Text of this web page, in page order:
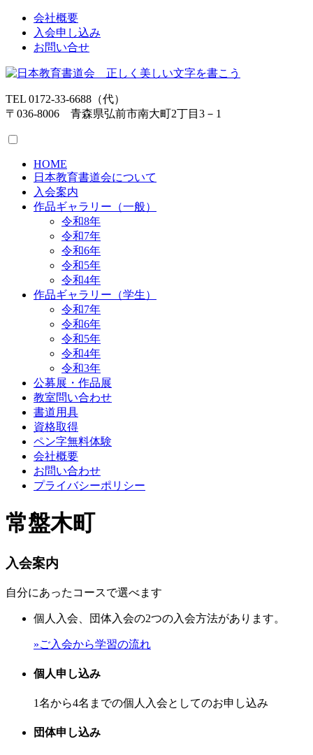
会社概要
入会申し込み
お問い合せ
TEL 0172-33-6688（代）
〒036-8006 青森県弘前市南大町2丁目3－1
HOME
日本教育書道会について
入会案内
作品ギャラリー（一般）
令和8年
令和7年
令和6年
令和5年
令和4年
作品ギャラリー（学生）
令和7年
令和6年
令和5年
令和4年
令和3年
公募展・作品展
教室問い合わせ
書道用具
資格取得
ペン字無料体験
会社概要
お問い合わせ
プライバシーポリシー
常盤木町
入会案内
自分にあったコースで選べます
個人入会、団体入会の2つの入会方法があります。
»ご入会から学習の流れ
個人申し込み
1名から4名までの個人入会としてのお申し込み
団体申し込み